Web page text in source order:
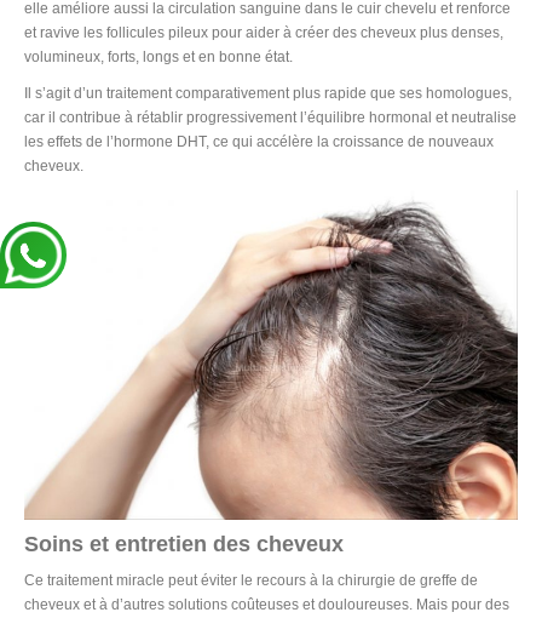
elle améliore aussi la circulation sanguine dans le cuir chevelu et renforce
et ravive les follicules pileux pour aider à créer des cheveux plus denses,
volumineux, forts, longs et en bonne état.
Il s’agit d’un traitement comparativement plus rapide que ses homologues,
car il contribue à rétablir progressivement l’équilibre hormonal et neutralise
les effets de l’hormone DHT, ce qui accélère la croissance de nouveaux
cheveux.
Soins et entretien des cheveux
Ce traitement miracle peut éviter le recours à la chirurgie de greffe de
cheveux et à d’autres solutions coûteuses et douloureuses. Mais pour des